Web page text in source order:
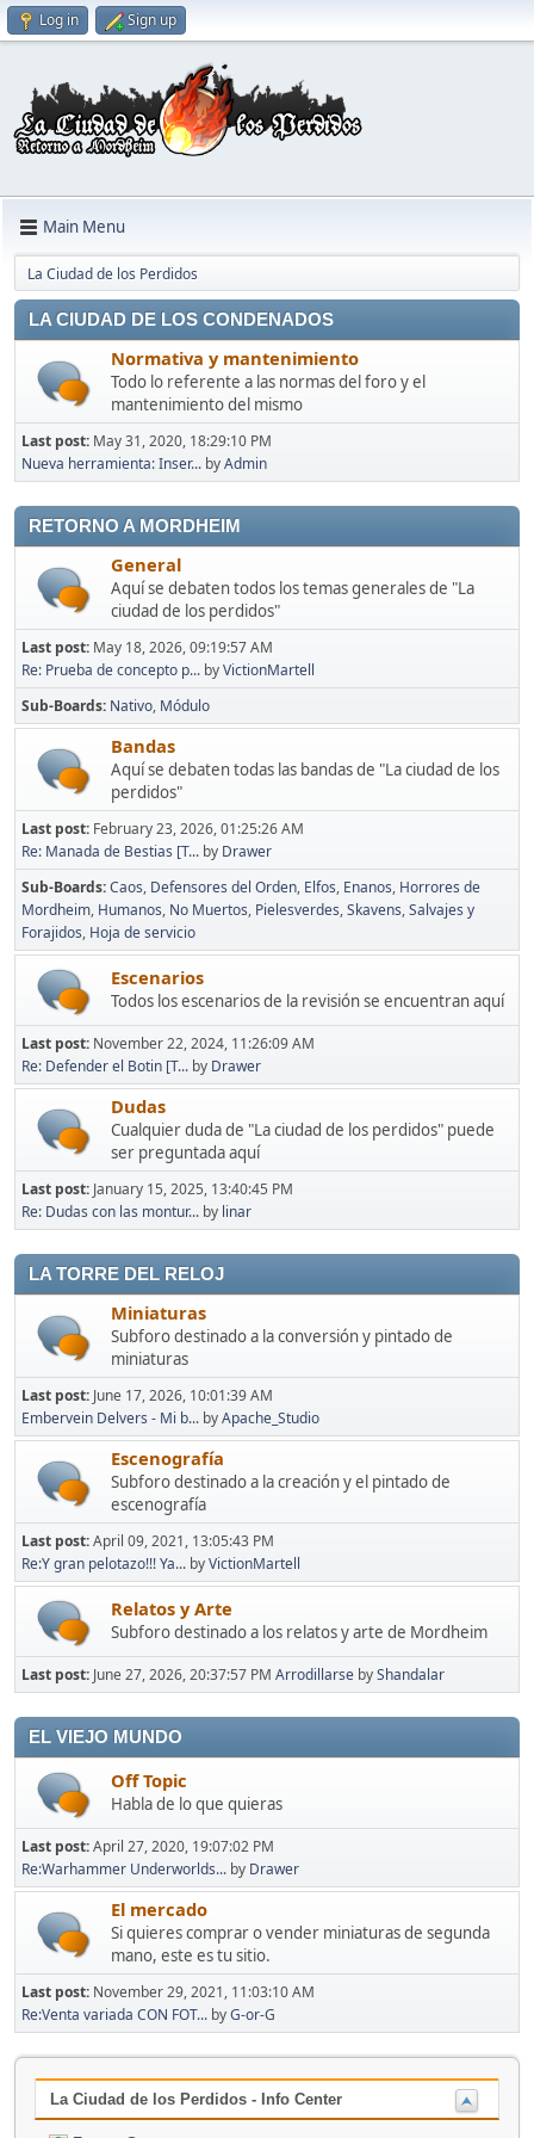
Log in Sign up
Main Menu
La Ciudad de los Perdidos
LA CIUDAD DE LOS CONDENADOS
Normativa y mantenimiento
Todo lo referente a las normas del foro y el
mantenimiento del mismo
Last post: May 31, 2020, 18:29:10 PM
Nueva herramienta: Inser... byAdmin
RETORNO A MORDHEIM
General
Aquí se debaten todos los temas generales de "La
ciudad de los perdidos"
Last post: May 18, 2026, 09:19:57 AM
Re: Prueba de concepto p... byVictionMartell
Sub-Boards Nativo Módulo
Bandas
Aquí se debaten todas las bandas de "La ciudad de los
perdidos"
Last post: February 23, 2026, 01:25:26 AM
Re: Manada de Bestias [T... by Drawer
Sub-Boards Caos Defensores del Orden Elfos Enanos Horrores de
Mordheim Humanos No Muertos Pielesverdes Skavens Salvajes y
Forajidos Hoja de servicio
Escenarios
Todos los escenarios de la revisión se encuentran aquí
Last post: November 22, 2024, 11:26:09 AM
Re: Defender el Botin [T... by Drawer
Dudas
Cualquier duda de "La ciudad de los perdidos" puede
ser preguntada aquí
Last post: January 15, 2025, 13:40:45 PM
Re: Dudas con las montur... by linar
LA TORRE DEL RELOJ
Miniaturas
Subforo destinado a la conversión y pintado de
miniaturas
Last post: June 17, 2026, 10:01:39 AM
Embervein Delvers - Mi b... byApache_Studio
Escenografía
Subforo destinado a la creación y el pintado de
escenografía
Last post:April 09, 2021, 13:05:43 PM
Re:Y gran pelotazo!!! Ya... byVictionMartell
Relatos y Arte
Subforo destinado a los relatos y arte de Mordheim
Last post: June 27, 2026, 20:37:57 PM Arrodillarse byShandalar
EL VIEJO MUNDO
Off Topic
Habla de lo que quieras
Last post:April 27, 2020, 19:07:02 PM
Re:Warhammer Underworlds... by Drawer
El mercado
Si quieres comprar o vender miniaturas de segunda
mano, este es tu sitio.
Last post: November 29, 2021, 11:03:10 AM
Re:Venta variada CON FOT... byG-or-G
La Ciudad de los Perdidos - Info Center